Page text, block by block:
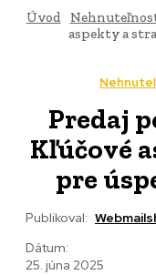
Úvod
aspekty a
Predaj
Kľúčové
pre
Publikoval:
Dátum:
25. júna 2025